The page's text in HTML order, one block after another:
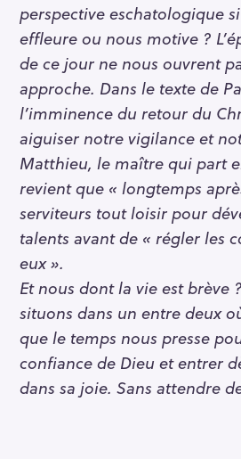
perspective eschatologique
effleure ou nous motive ?
de ce jour ne nous ouvrent
approche. Dans le texte de
l’imminence du retour du
aiguiser notre vigilance et
Matthieu, le maître qui part
revient que « longtemps
serviteurs tout loisir pour
talents avant de « régler les
eux ».
Et nous dont la vie est brève
situons dans un entre deux
que le temps nous presse
confiance de Dieu et entrer
dans sa joie. Sans attendre
r
c
h
f
r
: